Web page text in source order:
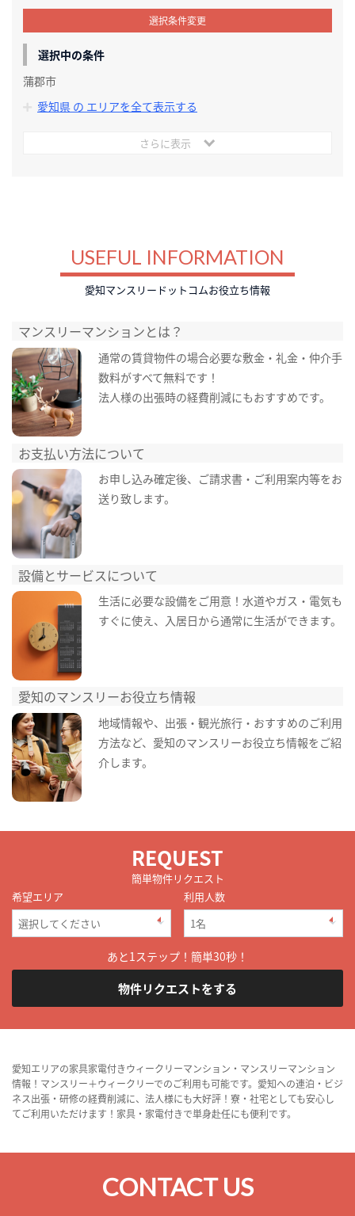
選択条件変更
選択中の条件
蒲郡市
愛知県 の エリアを全て表示する
さらに表示
USEFUL INFORMATION
愛知マンスリードットコムお役立ち情報
マンスリーマンションとは？
通常の賃貸物件の場合必要な敷金・礼金・仲介手
数料がすべて無料です！
法人様の出張時の経費削減にもおすすめです。
お支払い方法について
お申し込み確定後、ご請求書・ご利用案内等をお
送り致します。
設備とサービスについて
生活に必要な設備をご用意！水道やガス・電気も
すぐに使え、入居日から通常に生活ができます。
愛知のマンスリーお役立ち情報
地域情報や、出張・観光旅行・おすすめのご利用
方法など、愛知のマンスリーお役立ち情報をご紹
介します。
REQUEST
簡単物件リクエスト
希望エリア
利用人数
あと1ステップ！簡単30秒！
物件リクエストをする
愛知エリアの家具家電付きウィークリーマンション・マンスリーマンション
情報！マンスリー＋ウィークリーでのご利用も可能です。愛知への連泊・ビジ
ネス出張・研修の経費削減に、法人様にも大好評！寮・社宅としても安心し
てご利用いただけます！家具・家電付きで単身赴任にも便利です。
CONTACT US